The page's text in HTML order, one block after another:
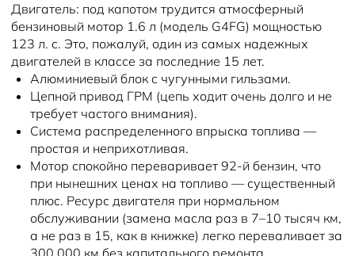
Двигатель: под капотом трудится атмосферный
бензиновый мотор 1.6 л (модель G4FG) мощностью
123 л. с. Это, пожалуй, один из самых надежных
двигателей в классе за последние 15 лет.
Алюминиевый блок с чугунными гильзами.
Цепной привод ГРМ (цепь ходит очень долго и не
требует частого внимания).
Система распределенного впрыска топлива —
простая и неприхотливая.
Мотор спокойно переваривает 92-й бензин, что
при нынешних ценах на топливо — существенный
плюс. Ресурс двигателя при нормальном
обслуживании (замена масла раз в 7–10 тысяч км,
а не раз в 15, как в книжке) легко переваливает за